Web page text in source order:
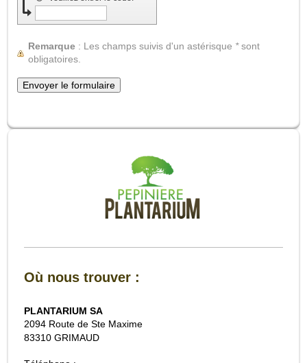
Remarque : Les champs suivis d'un astérisque *sont
obligatoires.
Où nous trouver :
PLANTARIUM SA
2094 Route de Ste Maxime
83310 GRIMAUD